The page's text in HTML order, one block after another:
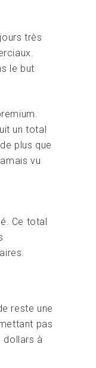
très
le but
un total
plus que
vu
Ce total
reste une
pas
dollars à